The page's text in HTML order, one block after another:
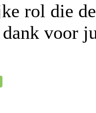
rol die
voor